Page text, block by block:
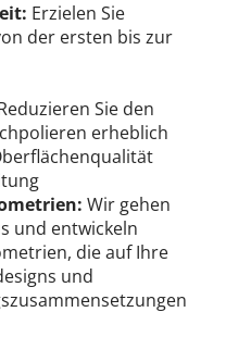
Erzielen Sie
der ersten bis zur
Sie den
erheblich
Wir gehen
und entwickeln
die auf Ihre
und